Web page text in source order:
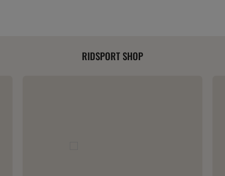
RIDSPORT SHOP